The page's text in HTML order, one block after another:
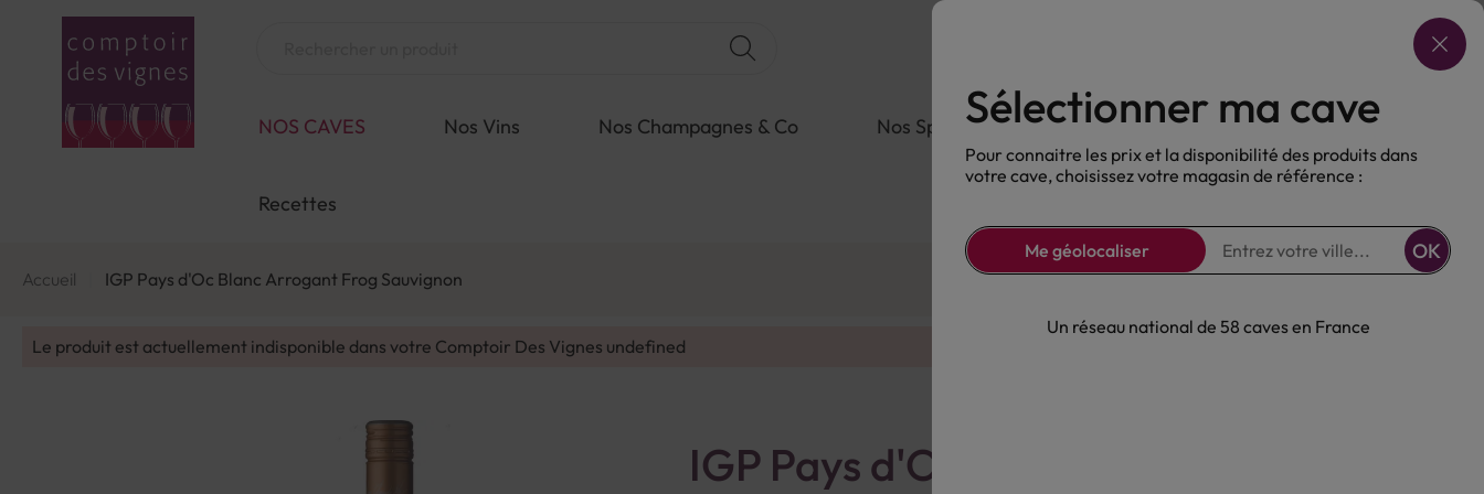
Choisir ma cave
NOS CAVES Nos Vins Nos Champagnes & Co Nos Spiritueux Nos Bières Sans alcool
Recettes
Accueil IGP Pays d'Oc Blanc Arrogant Frog Sauvignon
Le produit est actuellement indisponible dans votre Comptoir Des Vignes undefined
IGP Pays d'Oc Blanc Arrogant
Sélectionner ma cave
Pour connaitre les prix et la disponibilité des produits dans
votre cave, choisissez votre magasin de référence :
Me géolocaliser OK
Un réseau national de 58 caves en France